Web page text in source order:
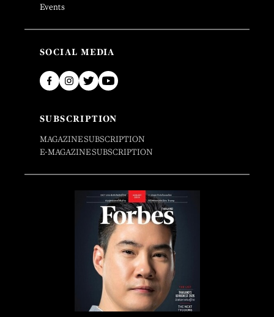
Events
SOCIAL MEDIA
SUBSCRIPTION
MAGAZINE SUBSCRIPTION
E-MAGAZINE SUBSCRIPTION